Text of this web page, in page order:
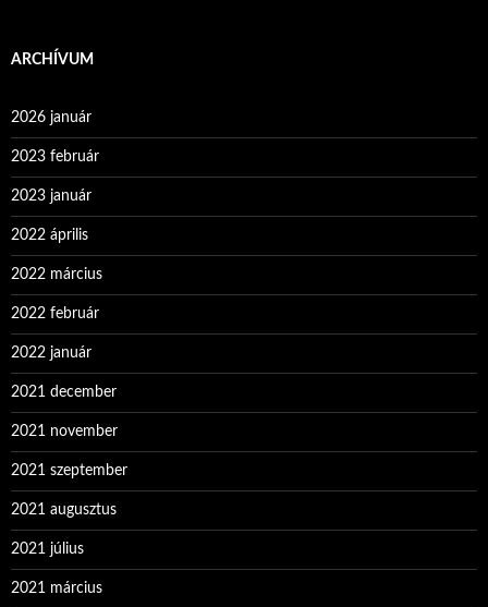
ARCHÍVUM
2026 január
2023 február
2023 január
2022 április
2022 március
2022 február
2022 január
2021 december
2021 november
2021 szeptember
2021 augusztus
2021 július
2021 március